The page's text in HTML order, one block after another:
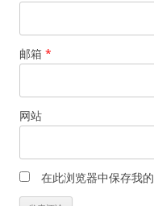
邮箱 *
网站
在此浏览器中保存我